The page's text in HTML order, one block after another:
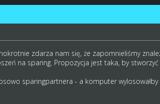
zdarza nam się, że zapomnieliśmy
na sparing. Propozycja jest taka, by
sparingpartnera - a komputer